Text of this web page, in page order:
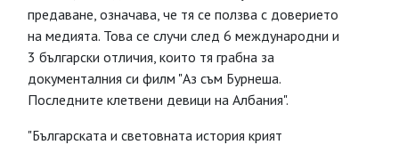
предаване, означава, че тя се ползва с доверието
на медията. Това се случи след 6 международни и
3 български отличия, които тя грабна за
документалния си филм "Аз съм Бурнеша.
Последните клетвени девици на Албания".
"Българската и световната история крият